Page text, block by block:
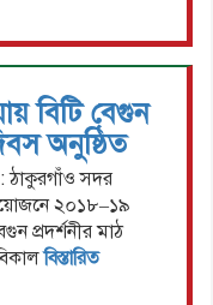
বিটি বেগুন
অনুষ্ঠিত
: ঠাকুরগাঁও সদর
২০১৮–১৯
প্রদর্শনীর মাঠ
বিস্তারিত